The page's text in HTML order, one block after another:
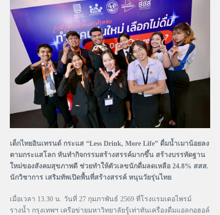
เด็กไทยอินเทรนด์ กระแส “Less Drink, More Life” ดื่มน้ำเมาน้อยลง
ตามกระแสโลก หันทำกิจกรรมสร้างสรรค์มากขึ้น สร้างบรรทัดฐาน
ใหม่ของสังคมสุขภาพดี ช่วยทำให้ตัวเลขนักดื่มลดเหลือ 24.8% สสส.
นักวิชาการ เสริมทัพเปิดพื้นที่สร้างสรรค์ หนุนวัยรุ่นไทย
เมื่อเวลา 13.30 น. วันที่ 27 กุมภาพันธ์ 2569 ที่โรงแรมเดอไพรม์
รางน้ำ กรุงเทพฯ เครือข่ายมหาวิทยาลัยรู้เท่าทันเครื่องดื่มแอลกอฮอล์